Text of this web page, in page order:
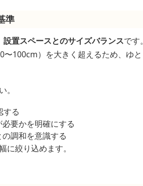
準
設置スペースとのサイズバランスです。
100cm）を大きく超えるため、ゆ
する
要かを明確にする
調和を意識する
絞り込めます。